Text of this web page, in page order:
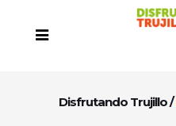
Disfrutando Trujillo/